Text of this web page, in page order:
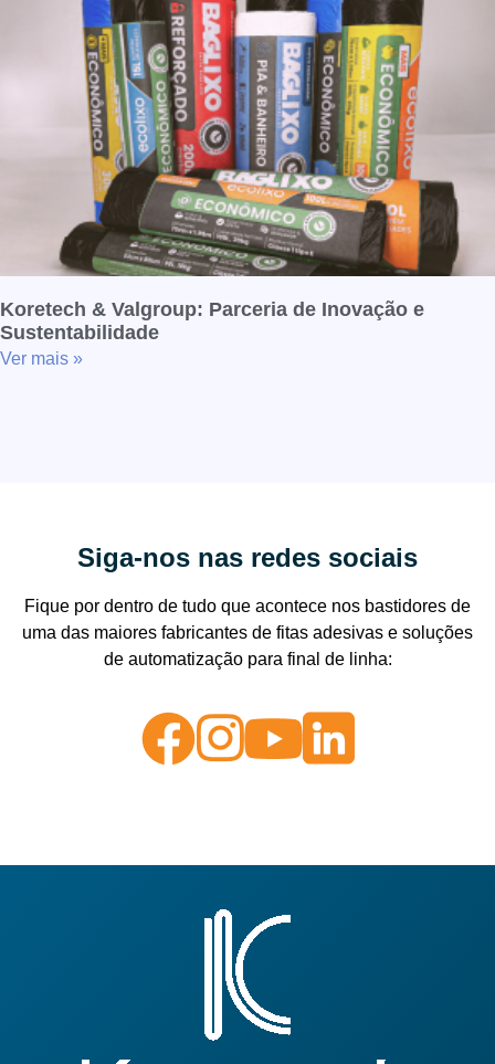
Koretech & Valgroup: Parceria de Inovação e
Sustentabilidade
Ver mais »
Siga-nos nas redes sociais
Fique por dentro de tudo que acontece nos bastidores de
uma das maiores fabricantes de fitas adesivas e soluções
de automatização para final de linha: